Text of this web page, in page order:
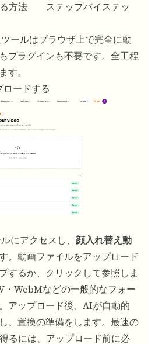
方法――ステップバイステッ
ツールはブラウザ上で完全に動
プラグインも不要です。全工程
す。
ードする
にアクセスし、 顔入れ替え動
。動画ファイルをアップロード
するか、クリックして参照しま
WebMなどの一般的なフォー
アップロード後、AIが自動的
、置換の準備をします。最速の
るには、アップロード前に必